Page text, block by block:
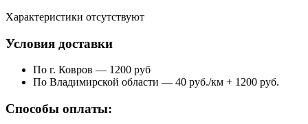
Характеристики отсутствуют
Условия доставки
По г. Ковров — 1200 руб
По Владимирской области — 40 руб./км + 1200 руб.
Способы оплаты: